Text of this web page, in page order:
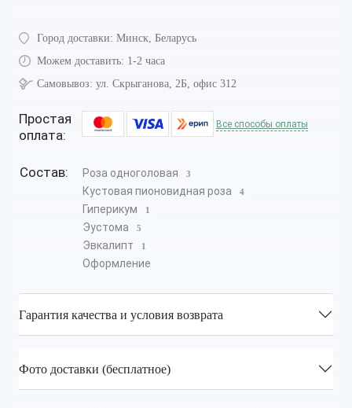
Город доставки: Минск, Беларусь
Можем доставить: 1-2 часа
Самовывоз: ул. Скрыганова, 2Б, офис 312
Простая
оплата:
Все способы оплаты
Состав: Роза одноголовая 3
Кустовая пионовидная роза 4
Гиперикум 1
Эустома 5
Эвкалипт 1
Оформление
Гарантия качества и условия возврата
Фото доставки (бесплатное)